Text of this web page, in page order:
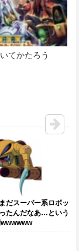
てかたろう
だスーパー系ロボッ
たんだなあ…という